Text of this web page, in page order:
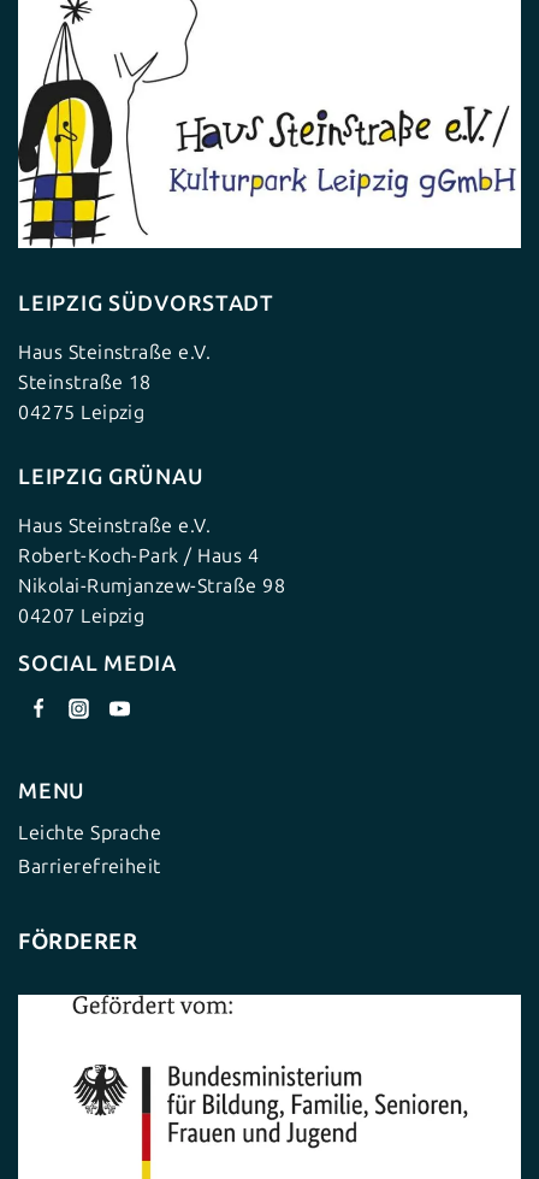
LEIPZIG SÜDVORSTADT
Haus Steinstraße e.V.
Steinstraße 18
04275 Leipzig
LEIPZIG GRÜNAU
Haus Steinstraße e.V.
Robert-Koch-Park / Haus 4
Nikolai-Rumjanzew-Straße 98
04207 Leipzig
SOCIAL MEDIA
MENU
Leichte Sprache
Barrierefreiheit
FÖRDERER